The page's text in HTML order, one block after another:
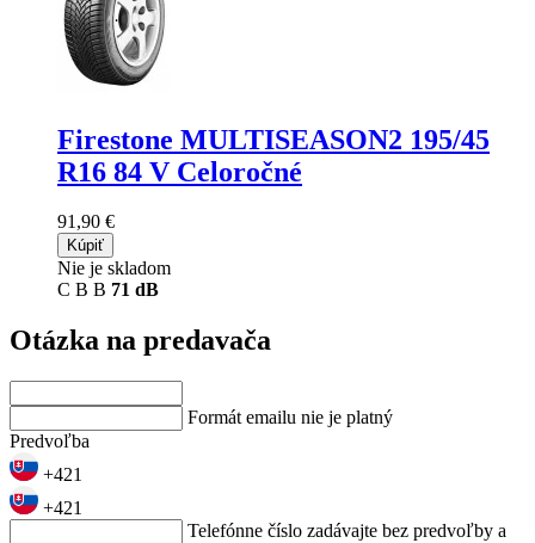
Firestone MULTISEASON2 195/45
R16 84 V Celoročné
91,90 €
Kúpiť
Nie je skladom
C B B 71 dB
Otázka na predavača
Formát emailu nie je platný
Predvoľba
+421
+421
Telefónne číslo zadávajte bez predvoľby a